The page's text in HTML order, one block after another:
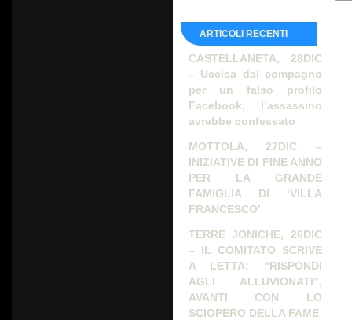
ARTICOLI RECENTI
CASTELLANETA, 28DIC
– Uccisa dal compagno
per un falso profilo
Facebook, l’assassino
avrebbe confessato
MOTTOLA, 27DIC –
INIZIATIVE DI FINE ANNO
PER LA GRANDE
FAMIGLIA DI ‘VILLA
FRANCESCO’
TERRE JONICHE, 26DIC
– IL COMITATO SCRIVE
A LETTA: “RISPONDI
AGLI ALLUVIONATI”,
AVANTI CON LO
SCIOPERO DELLA FAME